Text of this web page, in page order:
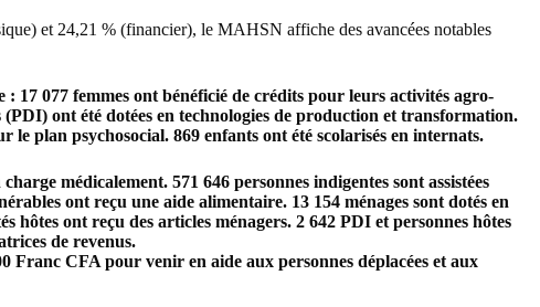
et 24,21 % (financier), le MAHSN affiche des avancées notables
17 077 femmes ont bénéficié de crédits pour leurs activités agro-
(PDI) ont été dotées en technologies de production et transformation.
le plan psychosocial. 869 enfants ont été scolarisés en internats.
médicalement. 571 646 personnes indigentes sont assistées
ont reçu une aide alimentaire. 13 154 ménages sont dotés en
hôtes ont reçu des articles ménagers. 2 642 PDI et personnes hôtes
de revenus.
Franc CFA pour venir en aide aux personnes déplacées et aux